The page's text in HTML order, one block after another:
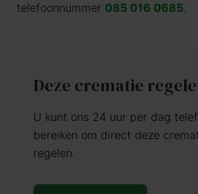
telefoonnummer 085 016 0685.
Deze crematie
U kunt ons 24 uur per dag
bereiken om direct deze
regelen.